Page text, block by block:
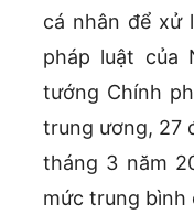
cá nhân để xử
pháp luật của
tướng Chính
trung ương, 27
tháng 3 năm
mức trung bình